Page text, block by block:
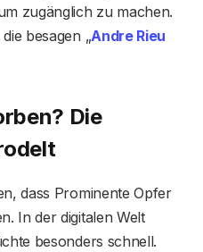
zugänglich zu machen.
besagen „Andre Rieu
Die
dass Prominente Opfer
In der digitalen Welt
besonders schnell.